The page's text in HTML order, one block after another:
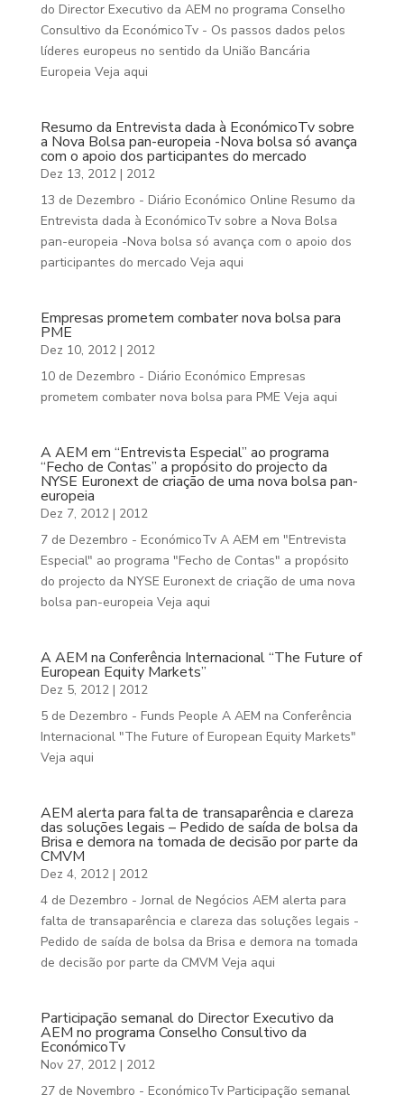
do Director Executivo da AEM no programa Conselho
Consultivo da EconómicoTv - Os passos dados pelos
líderes europeus no sentido da União Bancária
Europeia Veja aqui
Resumo da Entrevista dada à EconómicoTv sobre
a Nova Bolsa pan-europeia -Nova bolsa só avança
com o apoio dos participantes do mercado
Dez 13, 2012| 2012
13 de Dezembro - Diário Económico Online Resumo da
Entrevista dada à EconómicoTv sobre a Nova Bolsa
pan-europeia -Nova bolsa só avança com o apoio dos
participantes do mercado Veja aqui
Empresas prometem combater nova bolsa para
PME
Dez 10, 2012| 2012
10 de Dezembro - Diário Económico Empresas
prometem combater nova bolsa para PME Veja aqui
A AEM em “Entrevista Especial” ao programa
“Fecho de Contas” a propósito do projecto da
NYSE Euronext de criação de uma nova bolsa pan-
europeia
Dez 7, 2012| 2012
7 de Dezembro - EconómicoTv A AEM em "Entrevista
Especial" ao programa "Fecho de Contas" a propósito
do projecto da NYSE Euronext de criação de uma nova
bolsa pan-europeia Veja aqui
A AEM na Conferência Internacional “The Future of
European Equity Markets”
Dez 5, 2012| 2012
5 de Dezembro - Funds People A AEM na Conferência
Internacional "The Future of European Equity Markets"
Veja aqui
AEM alerta para falta de transaparência e clareza
das soluções legais – Pedido de saída de bolsa da
Brisa e demora na tomada de decisão por parte da
CMVM
Dez 4, 2012| 2012
4 de Dezembro - Jornal de Negócios AEM alerta para
falta de transaparência e clareza das soluções legais -
Pedido de saída de bolsa da Brisa e demora na tomada
de decisão por parte da CMVM Veja aqui
Participação semanal do Director Executivo da
AEM no programa Conselho Consultivo da
EconómicoTv
Nov 27, 2012| 2012
27 de Novembro - EconómicoTv Participação semanal